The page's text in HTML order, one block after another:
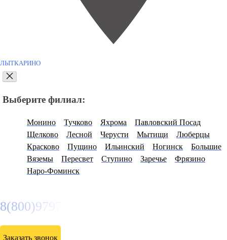
ЛЫТКАРИНО
Выберите филиал:
Монино Тучково Яхрома
Павловский Посад
Щелково
Лесной Черусти Мытищи
Люберцы
Красково
Пущино Ильинский Ногинск
Большие
Вяземы
Пересвет Ступино Заречье
Фрязино
Наро-Фоминск
8(800)9797043
Заказать звонок